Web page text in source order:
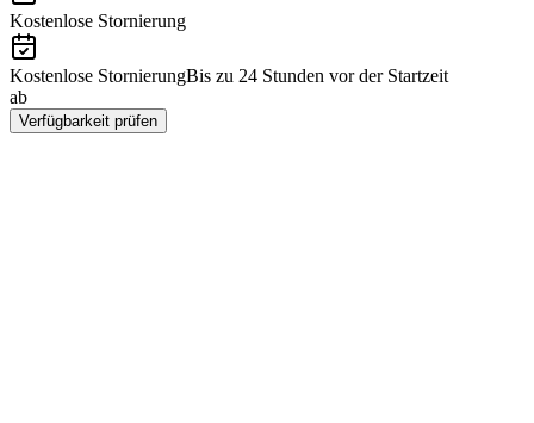
Kostenlose Stornierung
Kostenlose StornierungBis zu 24 Stunden vor der Startzeit
ab
Verfügbarkeit prüfen